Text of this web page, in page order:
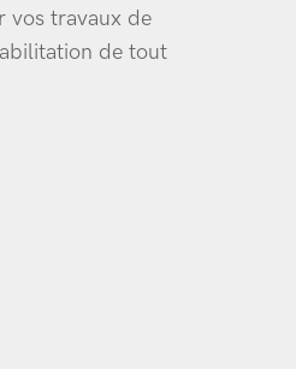
vos travaux de
de tout